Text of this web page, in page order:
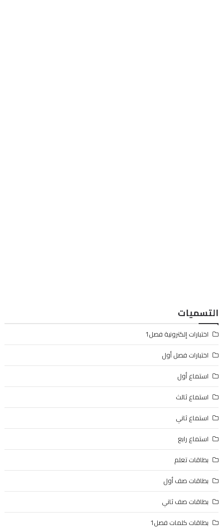
التسميات
اختبارات إلكترونية فصل1
اختبارات فصل أول
استماع أول
استماع ثالث
استماع ثاني
استماع رابع
بطاقات تعلم
بطاقات صف أول
بطاقات صف ثاني
بطاقات كلمات فصل1